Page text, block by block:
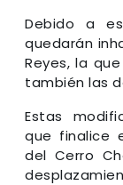
Debido a
quedarán
Reyes, la
también las
Estas
que finalice
del Cerro